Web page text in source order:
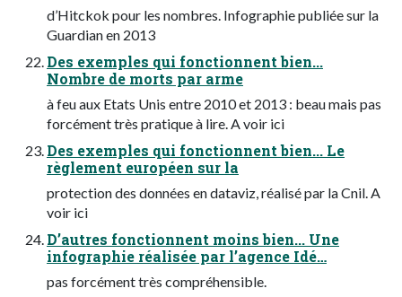
d’Hitckok pour les nombres. Infographie publiée sur la
Guardian en 2013
Des exemples qui fonctionnent bien...
Nombre de morts par arme
à feu aux Etats Unis entre 2010 et 2013 : beau mais pas
forcément très pratique à lire. A voir ici
Des exemples qui fonctionnent bien... Le
règlement européen sur la
protection des données en dataviz, réalisé par la Cnil. A
voir ici
D’autres fonctionnent moins bien... Une
infographie réalisée par l’agence Idé…
pas forcément très compréhensible.